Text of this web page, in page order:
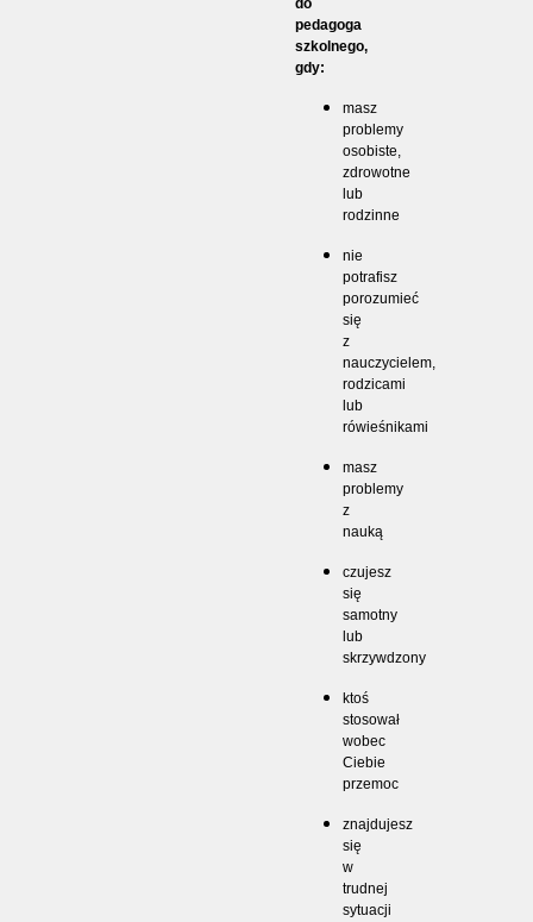
do
pedagoga
szkolnego,
gdy:
masz
problemy
osobiste,
zdrowotne
lub
rodzinne
nie
potrafisz
porozumieć
się
z
nauczycielem,
rodzicami
lub
rówieśnikami
masz
problemy
z
nauką
czujesz
się
samotny
lub
skrzywdzony
ktoś
stosował
wobec
Ciebie
przemoc
znajdujesz
się
w
trudnej
sytuacji